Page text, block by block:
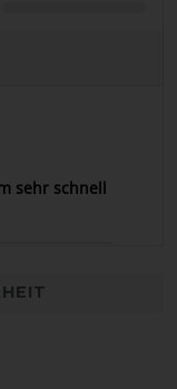
sehr schnell